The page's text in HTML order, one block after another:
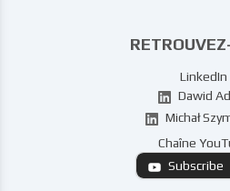
LinkedIn
Dawid
Michał
Chaîne
Subscribe